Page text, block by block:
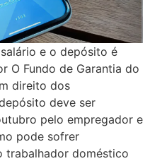
e o depósito é
O Fundo de Garantia do
direito dos
deve ser
pelo empregador e
pode sofrer
trabalhador doméstico